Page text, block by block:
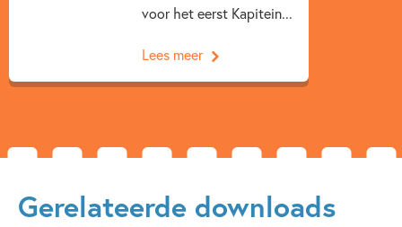
voor het eerst Kapitein...
Lees meer
Gerelateerde downloads